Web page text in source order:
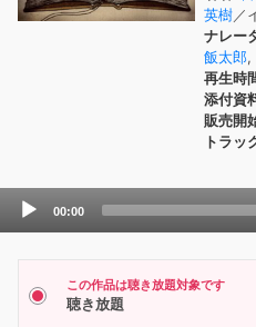
英樹／
ナレー
飯太郎,
再生時
添付資
販売開
トラッ
Audio
00:00
この作品は聴き放題対象です
聴き放題